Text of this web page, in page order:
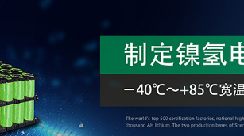
戏官网是镍氢电池国家标准主导
单位，并参与多项锂电池行业国
准的制定
PG游戏官网是镍氢电池国家标准
修订单位，并参与多项锂电池行
家标准的制定
医疗设备
蓝牙音响
储能灯具
专家团队
科研专利
电池定
品质管
PG电子
PG电子
企业文
联系
PG电子动态
行业资讯
常见问答
技术支持
展会信息
合作伙伴